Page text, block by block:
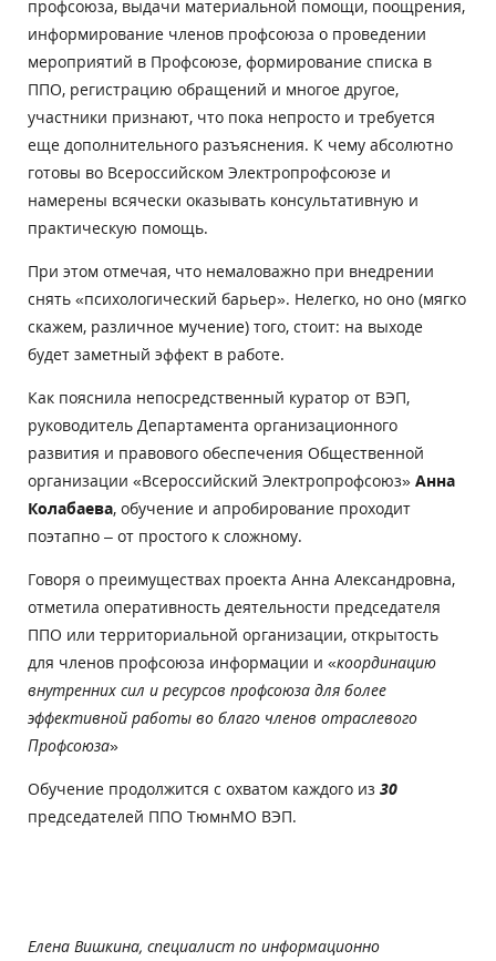
профсоюза, выдачи материальной помощи, поощрения,
информирование членов профсоюза о проведении
мероприятий в Профсоюзе, формирование списка в
ППО, регистрацию обращений и многое другое,
участники признают, что пока непросто и требуется
еще дополнительного разъяснения. К чему абсолютно
готовы во Всероссийском Электропрофсоюзе и
намерены всячески оказывать консультативную и
практическую помощь.
При этом отмечая, что немаловажно при внедрении
снять «психологический барьер». Нелегко, но оно (мягко
скажем, различное мучение) того, стоит: на выходе
будет заметный эффект в работе.
Как пояснила непосредственный куратор от ВЭП,
руководитель Департамента организационного
развития и правового обеспечения Общественной
организации «Всероссийский Электропрофсоюз» Анна
Колабаева, обучение и апробирование проходит
поэтапно – от простого к сложному.
Говоря о преимуществах проекта Анна Александровна,
отметила оперативность деятельности председателя
ППО или территориальной организации, открытость
для членов профсоюза информации и «координацию
внутренних сил и ресурсов профсоюза для более
эффективной работы во благо членов отраслевого
Профсоюза»
Обучение продолжится с охватом каждого из 30
председателей ППО ТюмнМО ВЭП.
Елена Вишкина, специалист по информационно